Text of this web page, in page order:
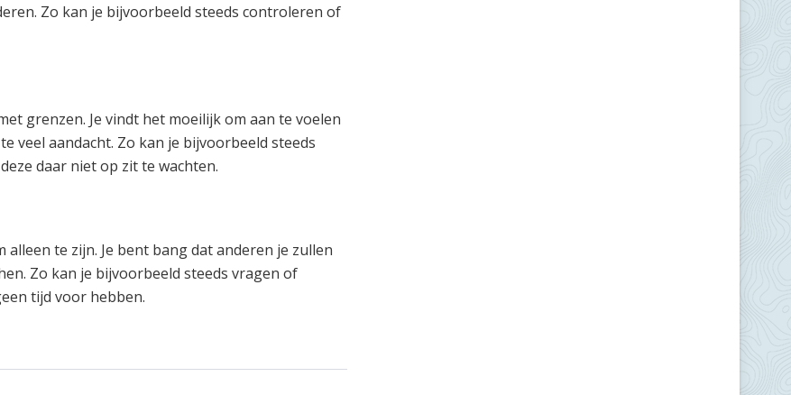
Zo kan je bijvoorbeeld steeds controleren of
grenzen. Je vindt het moeilijk om aan te voelen
veel aandacht. Zo kan je bijvoorbeeld steeds
daar niet op zit te wachten.
te zijn. Je bent bang dat anderen je zullen
Zo kan je bijvoorbeeld steeds vragen of
tijd voor hebben.